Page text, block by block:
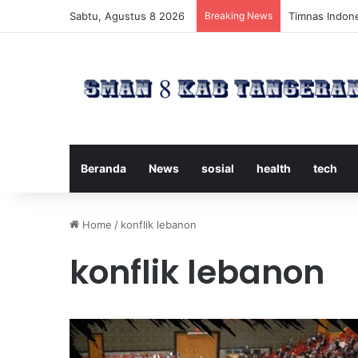
Sabtu, Agustus 8 2026 Breaking News Timnas
Beranda News sosial health tech
Home / konflik lebanon
konflik lebanon